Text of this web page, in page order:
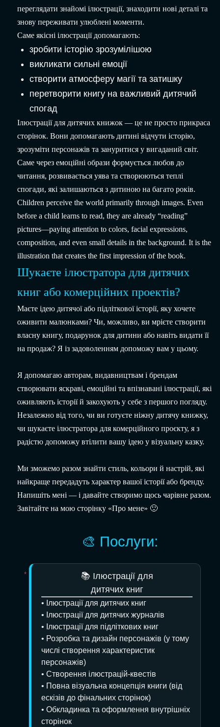
переглядати знайомі ілюстрації, знаходити нові деталі та
знову переживати улюблені моменти.
Саме якісні ілюстрації допомагають:
зробити історію зрозумілішою
викликати сильні емоції
створити атмосферу магії та затишку
перетворити книгу на важливий дитячий
спогад
Ілюстрації для дитячих книжок — це не просто прикраса
сторінок. Вони допомагають дитині відчути історію,
зрозуміти персонажів та зануритися у вигаданий світ.
Саме через емоційні образи формується любов до
читання, розвивається уява та створюються теплі
спогади, які залишаються з дитиною на багато років.
Children perceive the world primarily through images. Even
before a child learns to read, they are already “reading”
pictures—paying attention to colors, facial expressions,
composition, and even small details in the background. It is the
illustration that creates the first impression of the book.
Шукаєте ілюстратора для дитячих
книг або комерційних проектів?
Маєте ідею дитячої або підліткової історії, яку хочете
оживити малюнками? Чи, можливо, ви мрієте створити
власну книгу, подарунок для дитини або навіть видати її
на продаж? Я із задоволенням допоможу вам у цьому.
Я допомагаю авторам, видавництвам і брендам
створювати яскраві, емоційні та впізнавані ілюстрації, які
оживляють історії й закохують у себе з першого погляду.
Незалежно від того, чи ви готуєте ніжну дитячу книжку,
чи шукаєте ілюстратора для комерційного проєкту, я з
радістю допоможу втілити вашу ідею у візуальну казку.
Ми зможемо разом знайти стиль, кольори й настрій, які
найкраще передадуть характер вашої історії або бренду.
Напишіть мені — і давайте створимо щось чарівне разом.
Завітайте на мою сторінку «Про мене» 🙂
🎨 Послуги:
📚 Ілюстрації для
дитячих книг
• Ілюстрації для дитячих книг
• Ілюстрації для дитячих журналів
• Ілюстрації для підліткових книг
• Розробка та дизайн персонажів (у тому
числі створення характеристик
персонажів)
• Створення ілюстрацій-квестів
• Повна візуальна концепція книги (від
ескізів до фінальних сторінок)
• Обкладинка та оформлення внутрішніх
сторінок